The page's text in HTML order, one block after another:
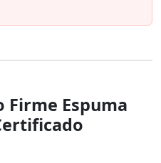
Firme Espuma